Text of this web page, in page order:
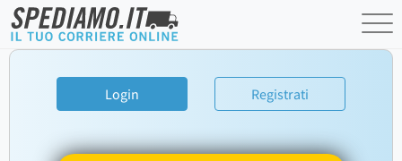
Login Registrati